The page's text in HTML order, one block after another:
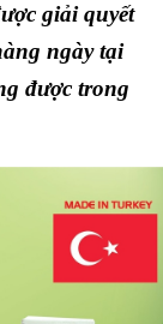
giải quyết
ngày tại
được trong